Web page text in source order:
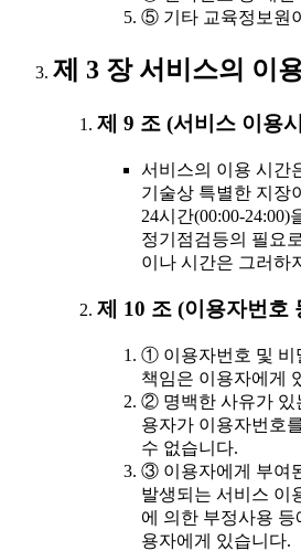
⑤ 기타 교육정보원
제 3 장 서비스의 이
제 9 조 (서비스 이용
서비스의 이용 시간
기술상 특별한 지장
24시간(00:00-
정기점검등의 필요
이나 시간은 그러하
제 10 조 (이용자번호
① 이용자번호 및 비
책임은 이용자에게
② 명백한 사유가 있
용자가 이용자번호
수 없습니다.
③ 이용자에게 부여
발생되는 서비스 이
에 의한 부정사용 등
용자에게 있습니다.